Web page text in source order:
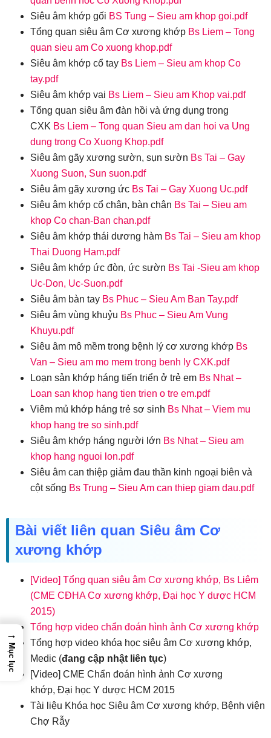
Siêu âm khớp gối BS Tung – Sieu am khop goi.pdf
Tổng quan siêu âm Cơ xương khớp Bs Liem – Tong
quan sieu am Co xuong khop.pdf
Siêu âm khớp cổ tay Bs Liem – Sieu am khop Co
tay.pdf
Siêu âm khớp vai Bs Liem – Sieu am Khop vai.pdf
Tổng quan siêu âm đàn hồi và ứng dụng trong
CXK Bs Liem – Tong quan Sieu am dan hoi va Ung
dung trong Co Xuong Khop.pdf
Siêu âm gãy xương sườn, sụn sườn Bs Tai – Gay
Xuong Suon, Sun suon.pdf
Siêu âm gãy xương ức Bs Tai – Gay Xuong Uc.pdf
Siêu âm khớp cổ chân, bàn chân Bs Tai – Sieu am
khop Co chan-Ban chan.pdf
Siêu âm khớp thái dương hàm Bs Tai – Sieu am khop
Thai Duong Ham.pdf
Siêu âm khớp ức đòn, ức sườn Bs Tai -Sieu am khop
Uc-Don, Uc-Suon.pdf
Siêu âm bàn tay Bs Phuc – Sieu Am Ban Tay.pdf
Siêu âm vùng khuỷu Bs Phuc – Sieu Am Vung
Khuyu.pdf
Siêu âm mô mềm trong bệnh lý cơ xương khớp Bs
Van – Sieu am mo mem trong benh ly CXK.pdf
Loạn sản khớp háng tiến triển ở trẻ em Bs Nhat –
Loan san khop hang tien trien o tre em.pdf
Viêm mủ khớp háng trẻ sơ sinh Bs Nhat – Viem mu
khop hang tre so sinh.pdf
Siêu âm khớp háng người lớn Bs Nhat – Sieu am
khop hang nguoi lon.pdf
Siêu âm can thiệp giảm đau thần kinh ngoại biên và
cột sống Bs Trung – Sieu Am can thiep giam dau.pdf
Bài viết liên quan Siêu âm Cơ
xương khớp
[Video] Tổng quan siêu âm Cơ xương khớp, Bs Liêm
(CME CĐHA Cơ xương khớp, Đại học Y dược HCM
2015)
Tổng hợp video chẩn đoán hình ảnh Cơ xương khớp
Tổng hợp video khóa học siêu âm Cơ xương khớp,
Medic (đang cập nhật liên tục)
[Video] CME Chẩn đoán hình ảnh Cơ xương
khớp, Đại học Y dược HCM 2015
Tài liệu Khóa học Siêu âm Cơ xương khớp, Bệnh viện
Chợ Rẫy
→
Mục lục